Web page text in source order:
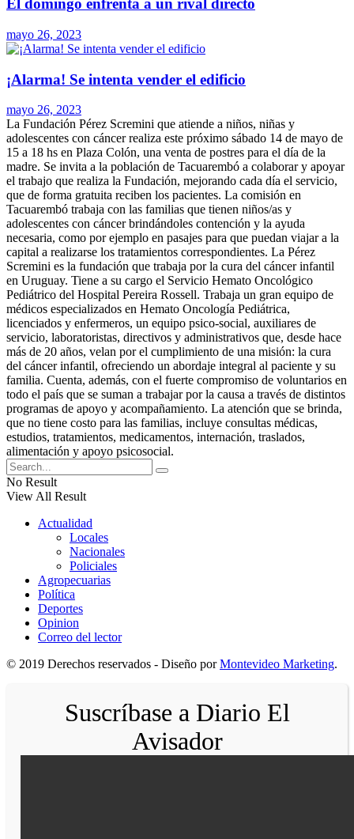
El domingo enfrenta a un rival directo
mayo 26, 2023
¡Alarma! Se intenta vender el edificio
mayo 26, 2023
La Fundación Pérez Scremini que atiende a niños, niñas y
adolescentes con cáncer realiza este próximo sábado 14 de mayo de
15 a 18 hs en Plaza Colón, una venta de postres para el día de la
madre. Se invita a la población de Tacuarembó a colaborar y apoyar
el trabajo que realiza la Fundación, mejorando cada día el servicio,
que de forma gratuita reciben los pacientes. La comisión en
Tacuarembó trabaja con las familias que tienen niños/as y
adolescentes con cáncer brindándoles contención y la ayuda
necesaria, como por ejemplo en pasajes para que puedan viajar a la
capital a realizarse los tratamientos correspondientes. La Pérez
Scremini es la fundación que trabaja por la cura del cáncer infantil
en Uruguay. Tiene a su cargo el Servicio Hemato Oncológico
Pediátrico del Hospital Pereira Rossell. Trabaja un gran equipo de
médicos especializados en Hemato Oncología Pediátrica,
licenciados y enfermeros, un equipo psico-social, auxiliares de
servicio, laboratoristas, directivos y administrativos que, desde hace
más de 20 años, velan por el cumplimiento de una misión: la cura
del cáncer infantil, ofreciendo un abordaje integral al paciente y su
familia. Cuenta, además, con el fuerte compromiso de voluntarios en
todo el país que se suman a trabajar por la causa a través de distintos
programas de apoyo y acompañamiento. La atención que se brinda,
que no tiene costo para las familias, incluye consultas médicas,
estudios, tratamientos, medicamentos, internación, traslados,
alimentación y apoyo psicosocial.
No Result
View All Result
Actualidad
Locales
Nacionales
Policiales
Agropecuarias
Política
Deportes
Opinion
Correo del lector
© 2019 Derechos reservados - Diseño porMontevideo Marketing.
Suscríbase a Diario El
Avisador